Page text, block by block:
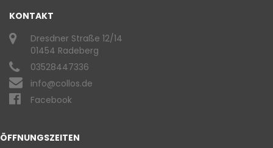
KONTAKT
Dresdner Straße 12/14
01454 Radeberg
03528447336
info@collos.de
Facebook
ÖFFNUNGSZEITEN